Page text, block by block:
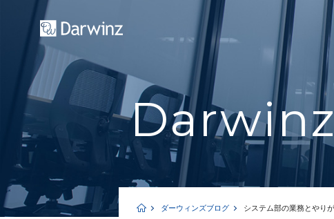
ダーウィンズブログ システム部の業務とやり